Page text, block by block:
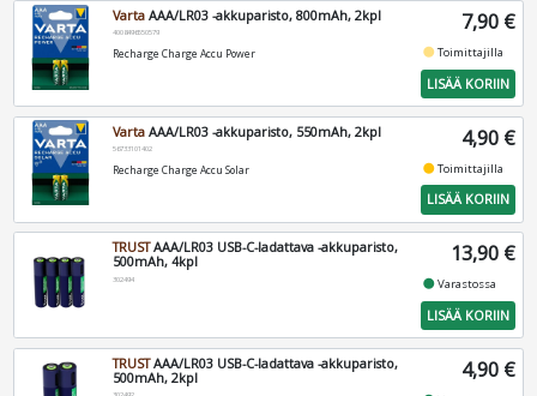
Varta AAA/LR03 -akkuparisto, 800mAh, 2kpl
4008496550579
Recharge Charge Accu Power
7,90 €
fiber_manual_recordToimittajilla
LISÄÄ KORIIN
Varta AAA/LR03 -akkuparisto, 550mAh, 2kpl
56733101402
Recharge Charge Accu Solar
4,90 €
fiber_manual_recordToimittajilla
LISÄÄ KORIIN
TRUSTAAA/LR03 USB-C-ladattava -akkuparisto,
500mAh, 4kpl
302494
13,90 €
fiber_manual_recordVarastossa
LISÄÄ KORIIN
TRUSTAAA/LR03 USB-C-ladattava -akkuparisto,
500mAh, 2kpl
4,90 €